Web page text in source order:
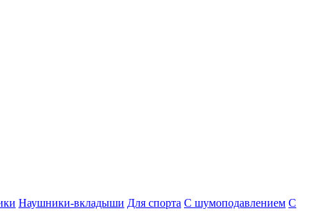
Наушники-вкладыши Для спорта С шумоподавлением С